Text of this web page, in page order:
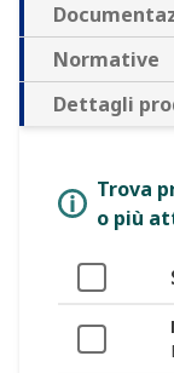
Normative
Dettagli
Trova
o più